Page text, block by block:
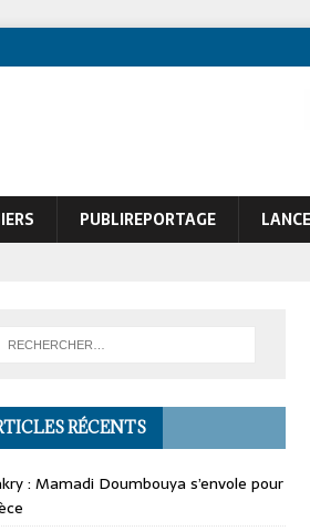
PUBLIREPORTAGE
RÉCENTS
: Mamadi Doumbouya s’envole pour